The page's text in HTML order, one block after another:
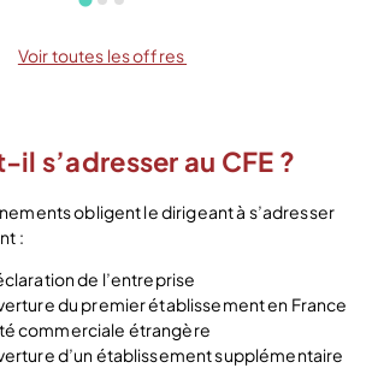
Voir toutes les offres
s’adresser au CFE ?
obligent le dirigeant à s’adresser
:
de l’entreprise
du premier établissement en France
commerciale étrangère
d’un établissement supplémentaire